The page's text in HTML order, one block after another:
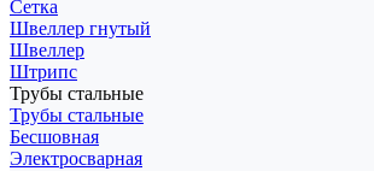
Сетка
Швеллер гнутый
Швеллер
Штрипс
Трубы стальные
Трубы стальные
Бесшовная
Электросварная